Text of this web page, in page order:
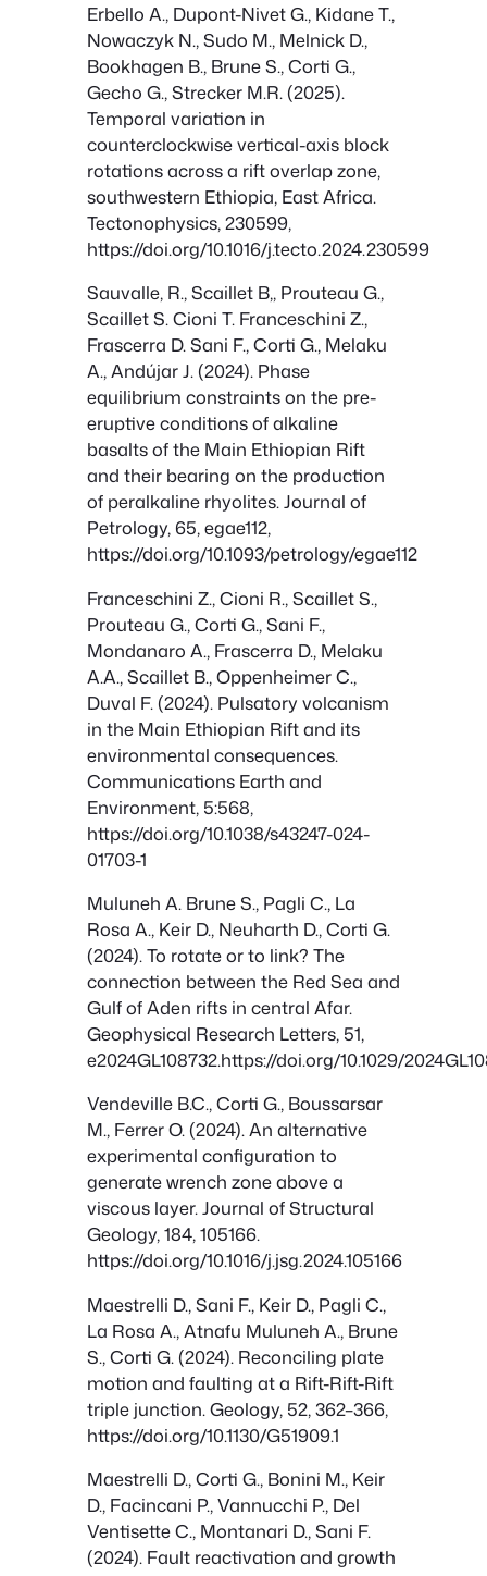
Erbello A., Dupont-Nivet G., Kidane T.,
Nowaczyk N., Sudo M., Melnick D.,
Bookhagen B., Brune S., Corti G.,
Gecho G., Strecker M.R. (2025).
Temporal variation in
counterclockwise vertical-axis block
rotations across a rift overlap zone,
southwestern Ethiopia, East Africa.
Tectonophysics, 230599,
https://doi.org/10.1016/j.tecto.2024.230599
Sauvalle, R., Scaillet B,, Prouteau G.,
Scaillet S. Cioni T. Franceschini Z.,
Frascerra D. Sani F., Corti G., Melaku
A., Andújar J. (2024). Phase
equilibrium constraints on the pre-
eruptive conditions of alkaline
basalts of the Main Ethiopian Rift
and their bearing on the production
of peralkaline rhyolites. Journal of
Petrology, 65, egae112,
https://doi.org/10.1093/petrology/egae112
Franceschini Z., Cioni R., Scaillet S.,
Prouteau G., Corti G., Sani F.,
Mondanaro A., Frascerra D., Melaku
A.A., Scaillet B., Oppenheimer C.,
Duval F. (2024). Pulsatory volcanism
in the Main Ethiopian Rift and its
environmental consequences.
Communications Earth and
Environment, 5:568,
https://doi.org/10.1038/s43247-024-
01703-1
Muluneh A. Brune S., Pagli C., La
Rosa A., Keir D., Neuharth D., Corti G.
(2024). To rotate or to link? The
connection between the Red Sea and
Gulf of Aden rifts in central Afar.
Geophysical Research Letters, 51,
e2024GL108732.https://doi.org/10.1029/
Vendeville B.C., Corti G., Boussarsar
M., Ferrer O. (2024). An alternative
experimental configuration to
generate wrench zone above a
viscous layer. Journal of Structural
Geology, 184, 105166.
https://doi.org/10.1016/j.jsg.2024.105166
Maestrelli D., Sani F., Keir D., Pagli C.,
La Rosa A., Atnafu Muluneh A., Brune
S., Corti G. (2024). Reconciling plate
motion and faulting at a Rift-Rift-Rift
triple junction. Geology, 52, 362–366,
https://doi.org/10.1130/G51909.1
Maestrelli D., Corti G., Bonini M., Keir
D., Facincani P., Vannucchi P., Del
Ventisette C., Montanari D., Sani F.
(2024). Fault reactivation and growth